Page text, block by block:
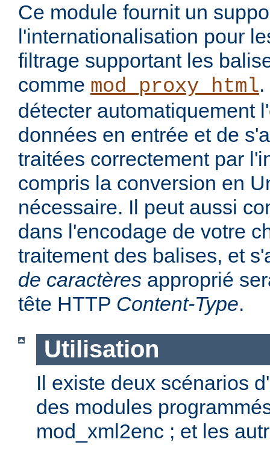
Ce module fournit un
l'internationalisation pour
filtrage supportant les
comme mod_proxy_html
détecter automatiquement
données en entrée et de
traitées correctement par
compris la conversion en
nécessaire. Il peut aussi
dans l'encodage de votre
traitement des balises, et
de caractères approprié
tête HTTP Content-Type.
Utilisation
Il existe deux scénarios
des modules
mod_xml2enc ; et les